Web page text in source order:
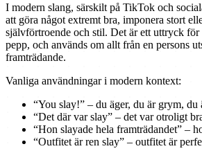
I modern slang, särskilt på TikTok och
att göra något extremt bra, imponera stort
självförtroende och stil. Det är ett uttryck för
pepp, och används om allt från en persons
framträdande.
Vanliga användningar i modern kontext:
“You slay!” – du äger, du är grym, du
“Det där var slay” – det var otroligt
“Hon slayade hela framträdandet” –
“Outfitet är ren slay” – outfitet är